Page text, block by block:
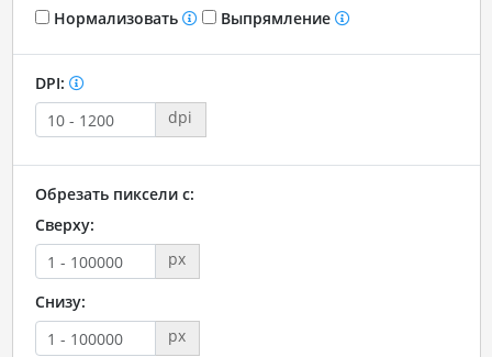
Нормализовать
Выпрямление
DPI:
dpi
Обрезать пиксели с:
Сверху:
px
Снизу:
px